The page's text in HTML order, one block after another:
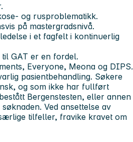
og rusproblematikk.
på mastergradsnivå.
i et fagfelt i kontinuerlig
GAT er en fordel.
Everyone, Meona og DIPS.
pasientbehandling. Søkere
og som ikke har fullført
Bergenstesten, eller annen
Ved ansettelse av
tilfeller, fravike kravet om